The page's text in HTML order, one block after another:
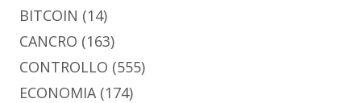
BITCOIN (14)
CANCRO (163)
CONTROLLO (555)
ECONOMIA (174)